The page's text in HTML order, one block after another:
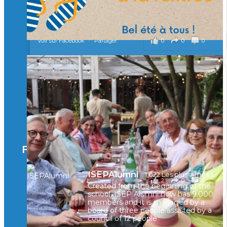
...Voir plus
il y a 2 mois
0 0 0
Voir sur Facebook · Partager
🚀Afterwork à Genève 🚀
🥳 Le 22 avril dernier, 14 Alumni vivant / travaillant
en Suisse ont partagé un moment convivial de
retrouvailles et d'échanges !
Merci à tous pour votre présence et à Alexandre
CHEA pour l'organisation !
il y a 3 mois
2 0 0
Voir sur Facebook · Partager
🚀La dynamique des rencontres entre Alumni
Facebook
ISEPAlumni 1,022 Les plus aimées
Created from the beginning of the
school, ISEP Alumni now has 9.000
members and it is managed by a
board of three people assisted by a
council of 12 people